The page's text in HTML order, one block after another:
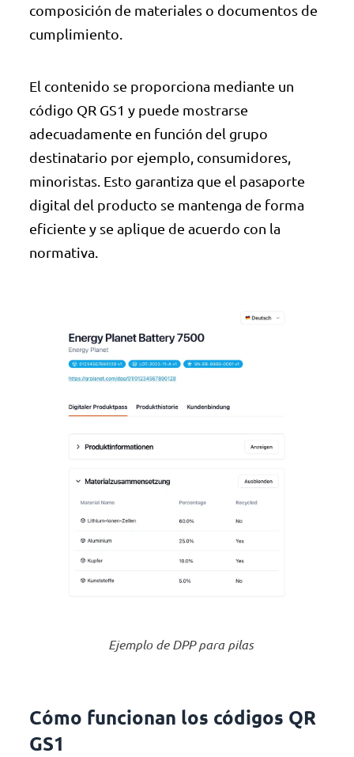
composición de materiales o documentos de
cumplimiento.
El contenido se proporciona mediante un
código QR GS1 y puede mostrarse
adecuadamente en función del grupo
destinatario por ejemplo, consumidores,
minoristas. Esto garantiza que el pasaporte
digital del producto se mantenga de forma
eficiente y se aplique de acuerdo con la
normativa.
Ejemplo de DPP para pilas
Cómo funcionan los códigos QR
GS1